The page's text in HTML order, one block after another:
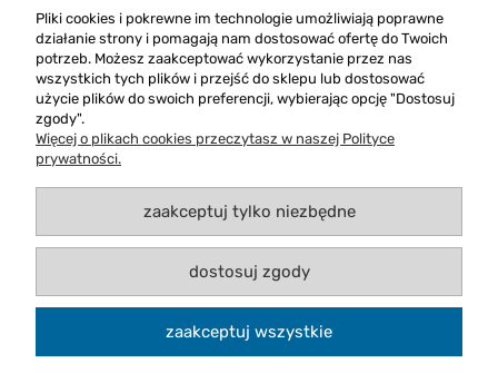
Ustawienia konta
Blog
Copyright 2026Logos Dystrybucja
Pliki cookies i pokrewne im technologie umożliwiają poprawne
działanie strony i pomagają nam dostosować ofertę do Twoich
potrzeb. Możesz zaakceptować wykorzystanie przez nas
wszystkich tych plików i przejść do sklepu lub dostosować
użycie plików do swoich preferencji, wybierając opcję "Dostosuj
zgody".
Więcej o plikach cookies przeczytasz w naszej Polityce
prywatności.
zaakceptuj tylko niezbędne
dostosuj zgody
zaakceptuj wszystkie